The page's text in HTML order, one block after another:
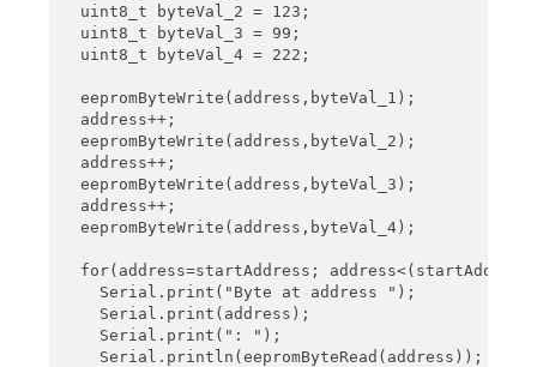
  uint8_t byteVal_2 = 123;
  uint8_t byteVal_3 = 99;
  uint8_t byteVal_4 = 222;
  eepromByteWrite(address,byteVal_1);
  address++;
  eepromByteWrite(address,byteVal_2);
  address++;
  eepromByteWrite(address,byteVal_3);
  address++;
  eepromByteWrite(address,byteVal_4);
for(address=startAddress;
    Serial.print("Byte at address ");
    Serial.print(address);
    Serial.print(": ");
    Serial.println(eepromByteRead(address));